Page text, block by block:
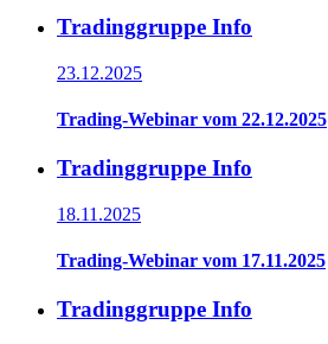
Tradinggruppe Info
23.12.2025
Trading-Webinar vom 22.12.2025
Tradinggruppe Info
18.11.2025
Trading-Webinar vom 17.11.2025
Tradinggruppe Info